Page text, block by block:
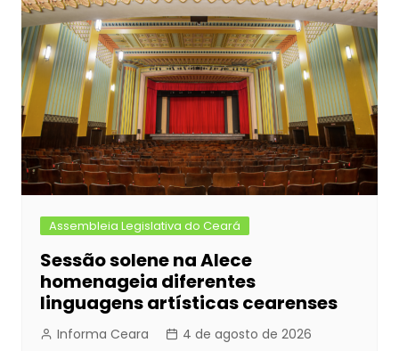
Assembleia Legislativa do Ceará
Sessão solene na Alece
homenageia diferentes
linguagens artísticas cearenses
Informa Ceara 4 de agosto de 2026